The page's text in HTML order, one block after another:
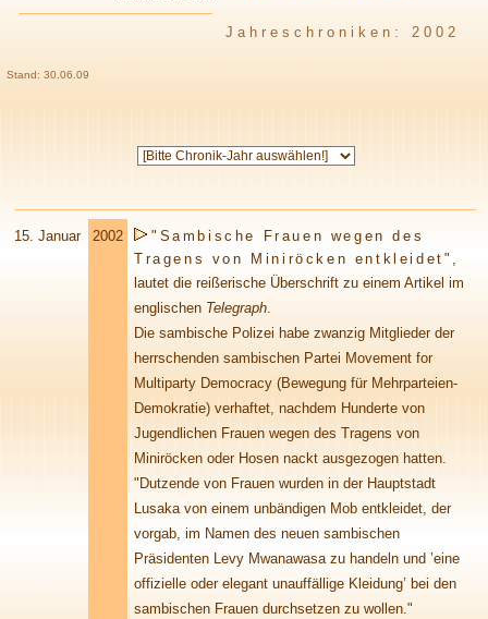
Jahreschroniken: 2002
Stand: 30.06.09
15. Januar 2002
"Sambische Frauen wegen des
Tragens von Miniröcken entkleidet",
lautet die reißerische Überschrift zu einem Artikel im
englischen Telegraph.
Die sambische Polizei habe zwanzig Mitglieder der
herrschenden sambischen Partei Movement for
Multiparty Democracy (Bewegung für Mehrparteien-
Demokratie) verhaftet, nachdem Hunderte von
Jugendlichen Frauen wegen des Tragens von
Miniröcken oder Hosen nackt ausgezogen hatten.
"Dutzende von Frauen wurden in der Hauptstadt
Lusaka von einem unbändigen Mob entkleidet, der
vorgab, im Namen des neuen sambischen
Präsidenten Levy Mwanawasa zu handeln und ’eine
offizielle oder elegant unauffällige Kleidung’ bei den
sambischen Frauen durchsetzen zu wollen."